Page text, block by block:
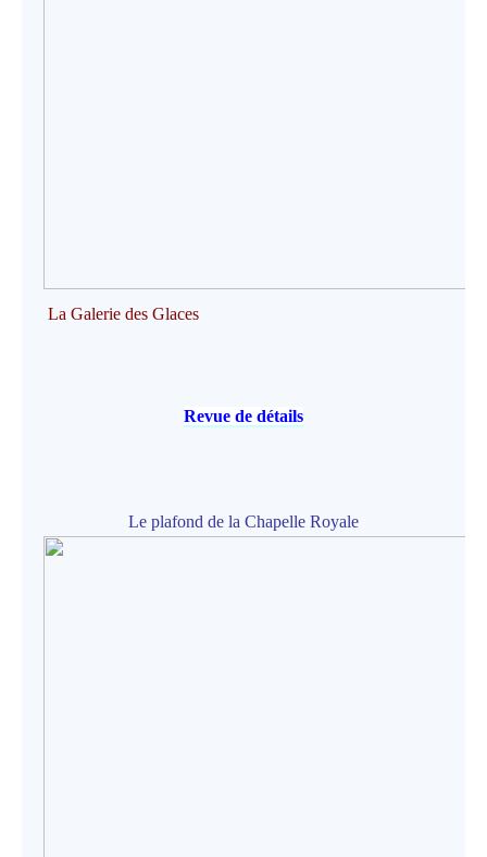
La Galerie des Glaces
Revue de détails
Le plafond de la Chapelle Royale